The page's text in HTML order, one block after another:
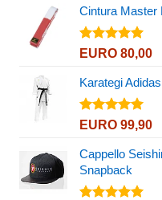
Cintura Master
Valutato
EURO80,00
Karategi
Valutato
EURO99,90
Cappello
Snapback